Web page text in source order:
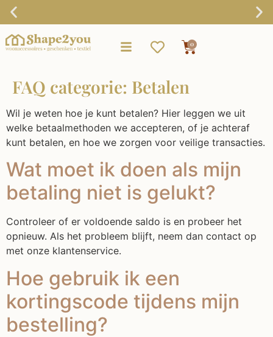
Gratis verzending vanaf €75,-
0
FAQ categorie: Betalen
Wil je weten hoe je kunt betalen? Hier leggen we uit
welke betaalmethoden we accepteren, of je achteraf
kunt betalen, en hoe we zorgen voor veilige transacties.
Wat moet ik doen als mijn
betaling niet is gelukt?
Controleer of er voldoende saldo is en probeer het
opnieuw. Als het probleem blijft, neem dan contact op
met onze klantenservice.
Hoe gebruik ik een
kortingscode tijdens mijn
bestelling?